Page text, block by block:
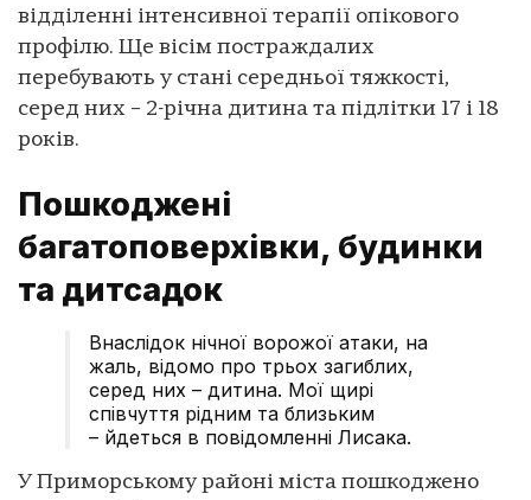
відділенні інтенсивної терапії опікового
профілю. Ще вісім постраждалих
перебувають у стані середньої тяжкості,
серед них – 2-річна дитина та підлітки 17 і 18
років.
Пошкоджені
багатоповерхівки, будинки
та дитсадок
Внаслідок нічної ворожої атаки, на
жаль, відомо про трьох загиблих,
серед них – дитина. Мої щирі
співчуття рідним та близьким
– йдеться в повідомленні Лисака.
У Приморському районі міста пошкоджено